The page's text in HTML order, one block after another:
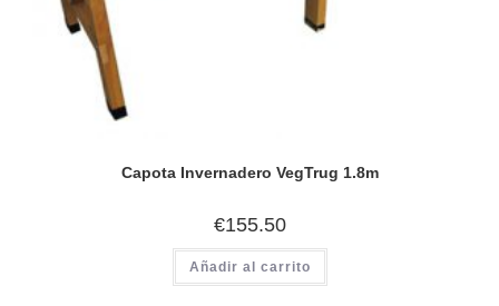
Capota Invernadero VegTrug 1.8m
€155.50
Añadir al carrito